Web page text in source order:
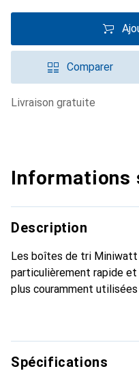
Comparer
livraison gratuite
Informations
Description
Les boîtes de tri Miniwatt
particulièrement rapide
plus couramment
Spécifications